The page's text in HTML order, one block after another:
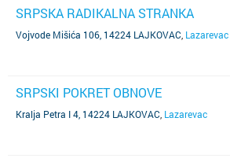
SRPSKA RADIKALNA STRANKA
Vojvode Mišića 106, 14224 LAJKOVAC Lazarevac
SRPSKI POKRET OBNOVE
Kralja Petra I 4, 14224 LAJKOVAC Lazarevac